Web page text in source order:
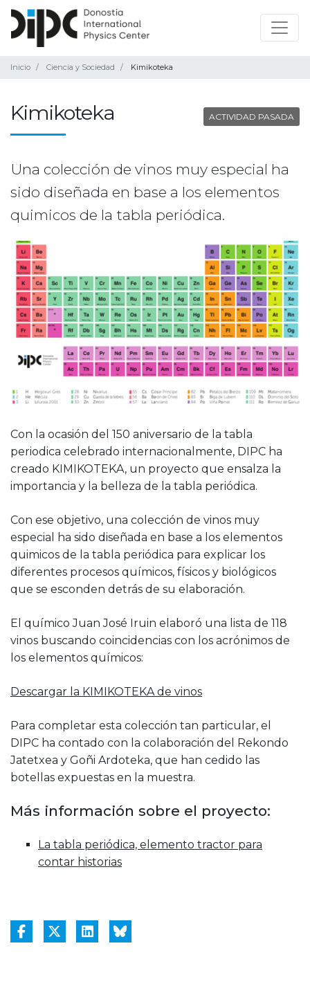
Inicio Ciencia y Sociedad Kimikoteka
ACTIVIDAD PASADA
Kimikoteka
Una colección de vinos muy especial ha
sido diseñada en base a los elementos
quimicos de la tabla periódica.
Con la ocasión del 150 aniversario de la tabla
periodica celebrado internacionalmente, DIPC ha
creado KIMIKOTEKA, un proyecto que ensalza la
importancia y la belleza de la tabla periódica.
Con ese objetivo, una colección de vinos muy
especial ha sido diseñada en base a los elementos
quimicos de la tabla periódica para explicar los
diferentes procesos químicos, físicos y biológicos
que se esconden detrás de su elaboración.
El químico Juan José Iruin elaboró una lista de 118
vinos buscando coincidencias con los acrónimos de
los elementos químicos:
Descargar la KIMIKOTEKA de vinos
Para completar esta colección tan particular, el
DIPC ha contado con la colaboración del Rekondo
Jatetxea y Goñi Ardoteka, que han cedido las
botellas expuestas en la muestra.
Más información sobre el proyecto:
La tabla periódica, elemento tractor para
contar historias